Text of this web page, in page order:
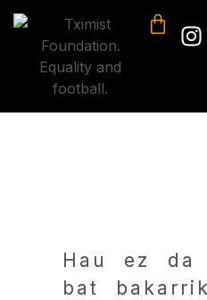
Hau ez da
bat